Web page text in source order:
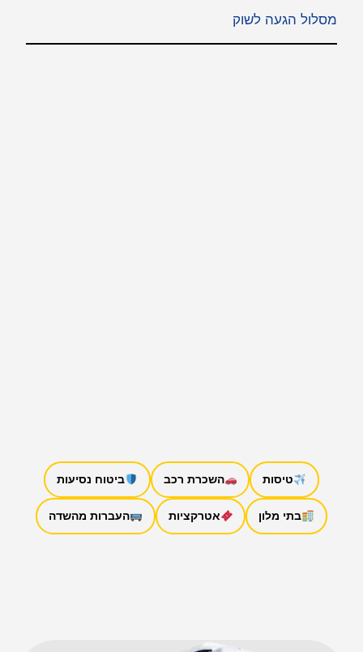
מסלול הגעה לשוק
טיסות השכרת רכב ביטוח נסיעות
בתי מלון אטרקציות העברות מהשדה